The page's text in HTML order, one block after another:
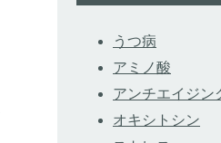
うつ病
アミノ酸
アンチエイジン
オキシトシン